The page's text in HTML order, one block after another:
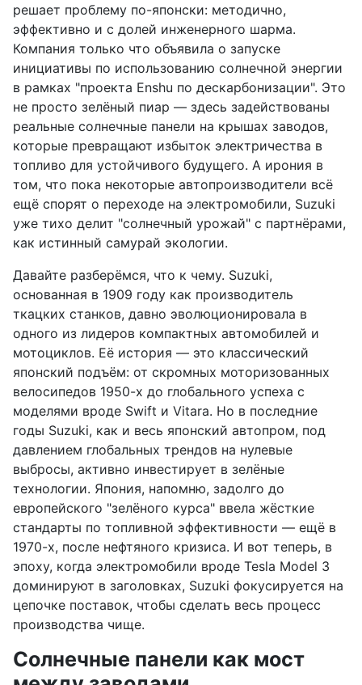
решает проблему по-японски: методично,
эффективно и с долей инженерного шарма.
Компания только что объявила о запуске
инициативы по использованию солнечной энергии
в рамках "проекта Enshu по дескарбонизации". Это
не просто зелёный пиар — здесь задействованы
реальные солнечные панели на крышах заводов,
которые превращают избыток электричества в
топливо для устойчивого будущего. А ирония в
том, что пока некоторые автопроизводители всё
ещё спорят о переходе на электромобили, Suzuki
уже тихо делит "солнечный урожай" с партнёрами,
как истинный самурай экологии.
Давайте разберёмся, что к чему. Suzuki,
основанная в 1909 году как производитель
ткацких станков, давно эволюционировала в
одного из лидеров компактных автомобилей и
мотоциклов. Её история — это классический
японский подъём: от скромных моторизованных
велосипедов 1950-х до глобального успеха с
моделями вроде Swift и Vitara. Но в последние
годы Suzuki, как и весь японский автопром, под
давлением глобальных трендов на нулевые
выбросы, активно инвестирует в зелёные
технологии. Япония, напомню, задолго до
европейского "зелёного курса" ввела жёсткие
стандарты по топливной эффективности — ещё в
1970-х, после нефтяного кризиса. И вот теперь, в
эпоху, когда электромобили вроде Tesla Model 3
доминируют в заголовках, Suzuki фокусируется на
цепочке поставок, чтобы сделать весь процесс
производства чище.
Солнечные панели как мост